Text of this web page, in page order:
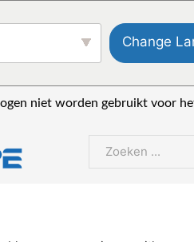
Change
niet worden gebruikt voor
Zoeken